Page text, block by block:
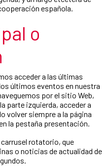
española.
o
acceder a las últimas
últimos eventos en nuestra
por el sitio Web,
parte izquierda, acceder a
volver siempre a la página
la pestaña presentación.
carrusel rotatorio, que
o noticias de actualidad de